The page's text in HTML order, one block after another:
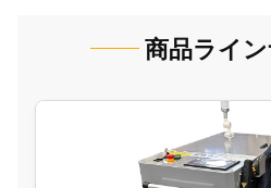
商品ライ